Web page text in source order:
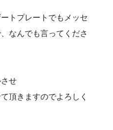
トプレートでもメッセ
なんでも言ってくださ
せ
頂きますのでよろしく